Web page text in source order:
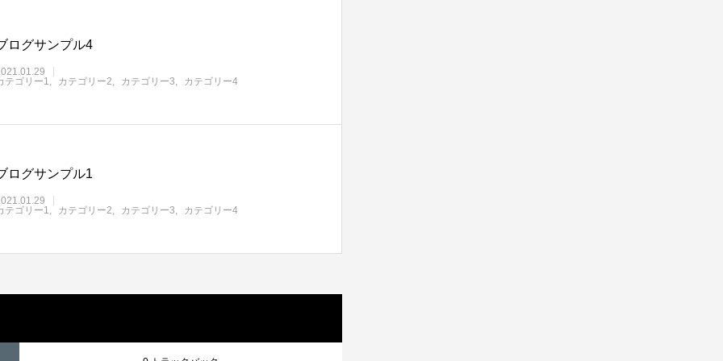
ログサンプル4
テゴリー1
カテゴリー2 カテゴリー3 カテゴリー4
ログサンプル1
テゴリー1
カテゴリー2 カテゴリー3 カテゴリー4